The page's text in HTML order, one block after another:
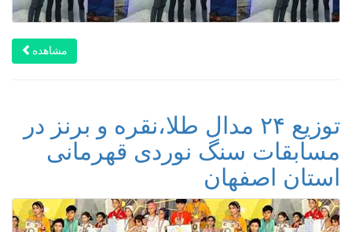
مشاهده
توزیع ۲۴ مدال طلا،نقره و برنز در
مسابقات سنگ نوردی قهرمانی
استان اصفهان